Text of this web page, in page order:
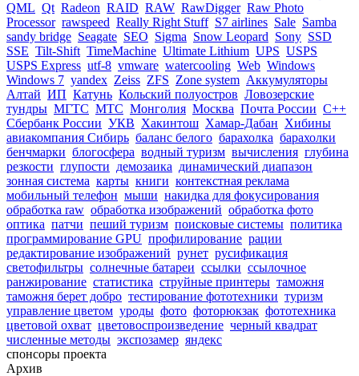
QML Qt Radeon RAID RAW RawDigger Raw Photo
Processor rawspeed Really Right Stuff S7 airlines Sale Samba
sandy bridge Seagate SEO Sigma Snow Leopard Sony SSD
SSE Tilt-Shift TimeMachine Ultimate Lithium UPS USPS
USPS Express utf-8 vmware watercooling Web Windows
Windows 7 yandex Zeiss ZFS Zone system Аккумуляторы
Алтай ИП Катунь Кольский полуостров Ловозерские
тундры МГТС МТС Монголия Москва Почта России С++
Сбербанк России УКВ Хакинтош Хамар-Дабан Хибины
авиакомпания Сибирь баланс белого барахолка барахолки
бенчмарки блогосфера водный туризм вычисления глубина
резкости глупости демозаика динамический диапазон
зонная система карты книги контекстная реклама
мобильный телефон мыши накидка для фокусирования
обработка raw обработка изображений обработка фото
оптика патчи пеший туризм поисковые системы политика
программирование GPU профилирование рации
редактирование изображений рунет русификация
светофильтры солнечные батареи ссылки ссылочное
ранжирование статистика струйные принтеры таможня
таможня берет добро тестирование фототехники туризм
управление цветом уроды фото фоторюкзак фототехника
цветовой охват цветовоспроизведение черный квадрат
численные методы экспозамер яндекс
спонсоры проекта
Архив